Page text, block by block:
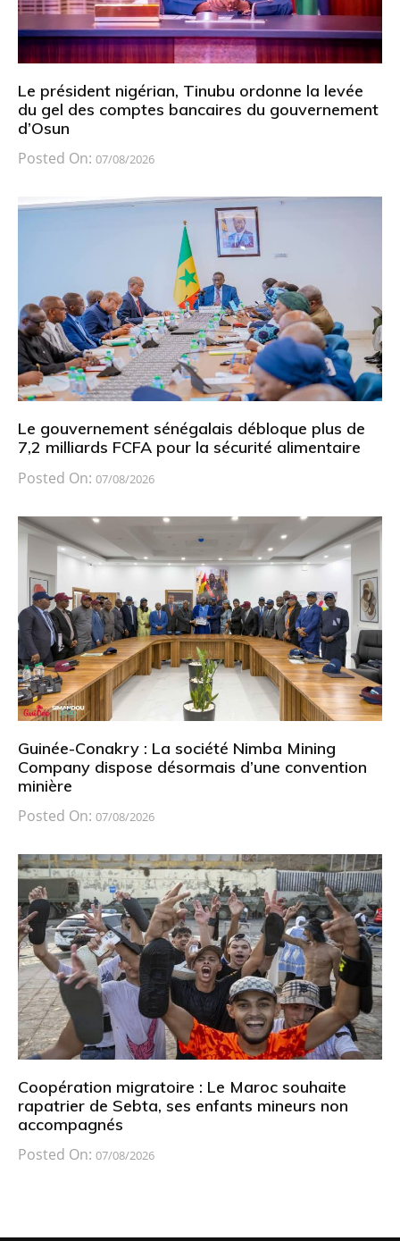
Le président nigérian, Tinubu ordonne la levée
du gel des comptes bancaires du gouvernement
d’Osun
Posted On: 07/08/2026
Le gouvernement sénégalais débloque plus de
7,2 milliards FCFA pour la sécurité alimentaire
Posted On: 07/08/2026
Guinée-Conakry : La société Nimba Mining
Company dispose désormais d’une convention
minière
Posted On: 07/08/2026
Coopération migratoire : Le Maroc souhaite
rapatrier de Sebta, ses enfants mineurs non
accompagnés
Posted On: 07/08/2026